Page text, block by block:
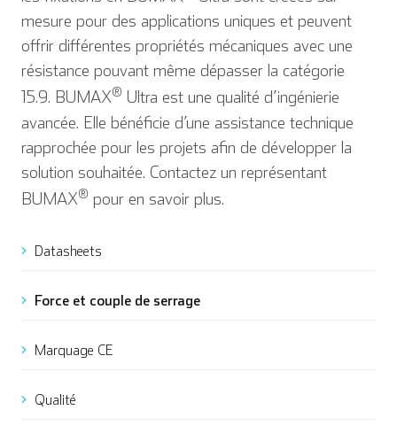
mesure pour des applications uniques et peuvent
offrir différentes propriétés mécaniques avec une
résistance pouvant même dépasser la catégorie
15.9. BUMAX® Ultra est une qualité d’ingénierie
avancée. Elle bénéficie d’une assistance technique
rapprochée pour les projets afin de développer la
solution souhaitée. Contactez un représentant
BUMAX® pour en savoir plus.
Datasheets
Force et couple de serrage
Marquage CE
Qualité